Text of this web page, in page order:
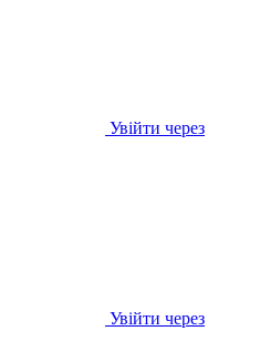
Увійти через
Увійти через